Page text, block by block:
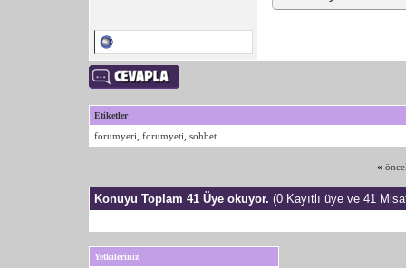
Etiketler
forumyeri forumyeti sohbet
«
Konuyu Toplam 41 Üye okuyor. (0 Kayıtlı üye ve 41
Yetkileriniz